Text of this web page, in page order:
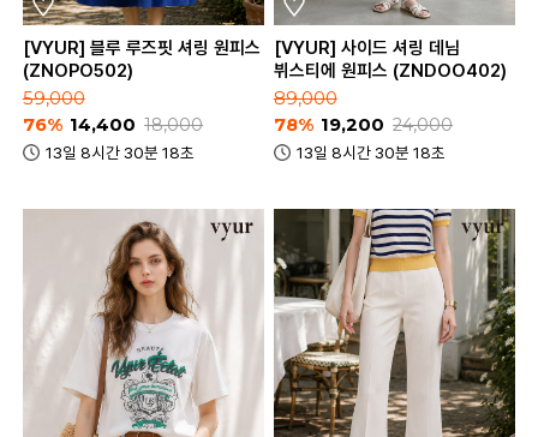
[VYUR] 블루 루즈핏 셔링 원피스
(ZNOPO502)
59,000
76% 14,400 18,000
13일 8시간 30분 18초
[VYUR] 사이드 셔링 데님
뷔스티에 원피스 (ZNDOO402)
89,000
78% 19,200 24,000
13일 8시간 30분 18초